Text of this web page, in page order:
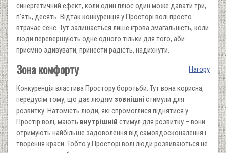
синергетичний ефект, коли один плюс один може давати три,
п’ять, десять. Відтак конкуренція у Просторі волі просто
втрачає сенс. Тут залишається лише ігрова змагальність, коли
люди перевершують одне одного тільки для того, аби
приємно здивувати, принести радість, надихнути.
Нагору
Зона комфорту
Конкуренція властива Простору боротьби. Тут вона корисна,
передусім тому, що дає людям зовнішні стимули для
розвитку. Натомість люди, які спромоглися піднятися у
Простір волі, мають внутрішній стимул для розвитку – вони
отримують найбільше задоволення від самовдосконалення і
творення краси. Тобто у Просторі волі люди розвиваються не